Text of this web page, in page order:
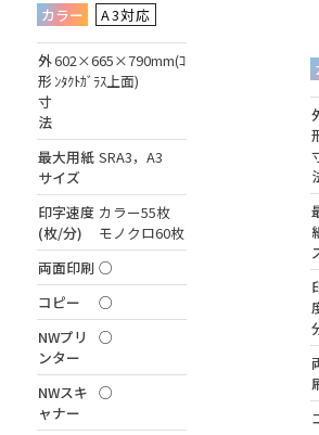
カラー A3対応
外
形
寸
法
602×665×790mm(ｺ
ﾝﾀｸﾄｶﾞﾗｽ上面)
最大用紙
サイズ
SRA3，A3
印字速度
(枚/分)
カラー55枚
モノクロ60枚
両面印刷 ○
コピー
○
NWプリ
ンター
○
NWスキ
ャナー
○